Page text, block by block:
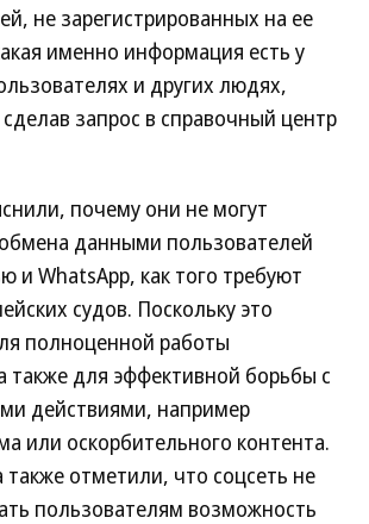
не зарегистрированных на ее
именно информация есть у
и других людях,
запрос в справочный центр
почему они не могут
данными пользователей
и WhatsApp, как того требуют
судов. Поскольку это
полноценной работы
также для эффективной борьбы с
действиями, например
или оскорбительного контента.
отметили, что соцсеть не
пользователям возможность